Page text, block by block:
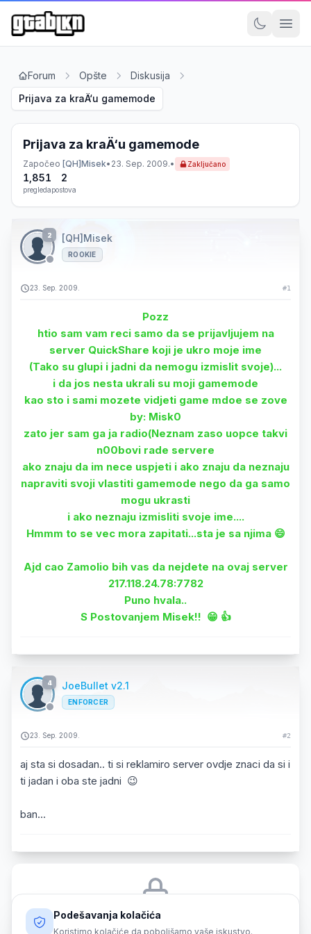
Forum Opšte
Diskusija
Prijava za kraÄ‘u gamemode
Prijava za kraÄ‘u gamemode
Započeo [QH]Misek• 23. Sep. 2009.• Zaključano
1,851
pregleda
2
postova
2 [QH]Misek
ROOKIE
23. Sep. 2009. #1
Pozz
htio sam vam reci samo da se prijavljujem na
server QuickShare koji je ukro moje ime
(Tako su glupi i jadni da nemogu izmislit svoje)...
i da jos nesta ukrali su moji gamemode
kao sto i sami mozete vidjeti game mdoe se zove
by: Misk0
zato jer sam ga ja radio(Neznam zaso uopce takvi
n00bovi rade servere
ako znaju da im nece uspjeti i ako znaju da neznaju
napraviti svoji vlastiti gamemode nego da ga samo
mogu ukrasti
i ako neznaju izmisliti svoje ime....
Hmmm to se vec mora zapitati...sta je sa njima 😄
Ajd cao Zamolio bih vas da nejdete na ovaj server
217.118.24.78:7782
Puno hvala..
S Postovanjem Misek!! 😁 👍
4 JoeBullet v2.1
ENFORCER
23. Sep. 2009. #2
aj sta si dosadan.. ti si reklamiro server ovdje znaci da si i
ti jadan i oba ste jadni 😉
ban...
Morate biti prijavljeni da biste odgovorili na ovu temu.
Podešavanja kolačića
Koristimo kolačiće da poboljšamo vaše iskustvo.